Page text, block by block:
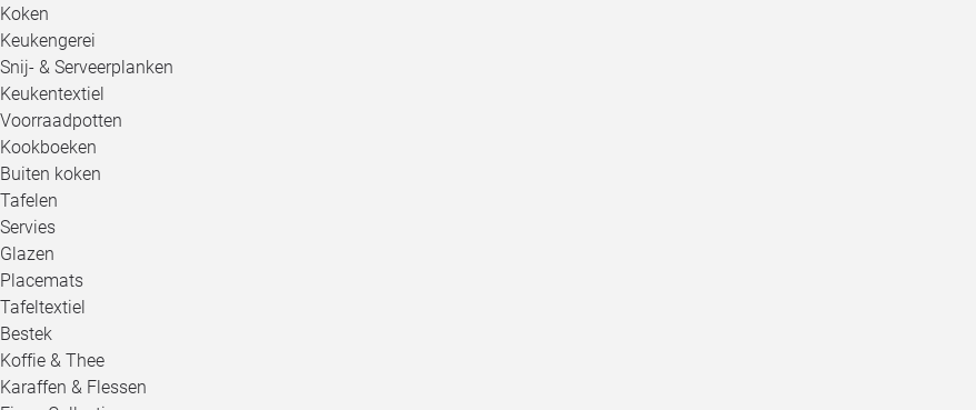
Koken
Keukengerei
Snij- & Serveerplanken
Keukentextiel
Voorraadpotten
Kookboeken
Buiten koken
Tafelen
Servies
Glazen
Placemats
Tafeltextiel
Bestek
Koffie & Thee
Karaffen & Flessen